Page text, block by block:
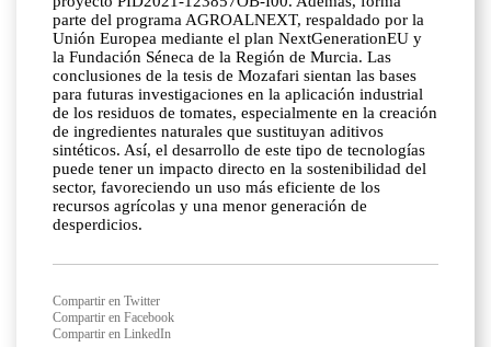
parte del programa AGROALNEXT, respaldado por la
Unión Europea mediante el plan NextGenerationEU y
la Fundación Séneca de la Región de Murcia. Las
conclusiones de la tesis de Mozafari sientan las bases
para futuras investigaciones en la aplicación industrial
de los residuos de tomates, especialmente en la creación
de ingredientes naturales que sustituyan aditivos
sintéticos. Así, el desarrollo de este tipo de tecnologías
puede tener un impacto directo en la sostenibilidad del
sector, favoreciendo un uso más eficiente de los
recursos agrícolas y una menor generación de
desperdicios.
Compartir en Twitter
Compartir en Facebook
Compartir en LinkedIn